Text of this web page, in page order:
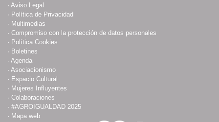
· Aviso Legal
· Política de Privacidad
· Multimedias
· Compromiso con la protección de datos personales
· Política Cookies
· Boletines
· Agenda
· Asociacionismo
· Espacio Cultural
· Mujeres Influyentes
· Colaboraciones
· #AGROIGUALDAD 2025
· Mapa web